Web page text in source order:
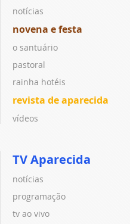
notícias
novena e festa
o santuário
pastoral
rainha hotéis
revista de aparecida
vídeos
TV Aparecida
notícias
programação
tv ao vivo